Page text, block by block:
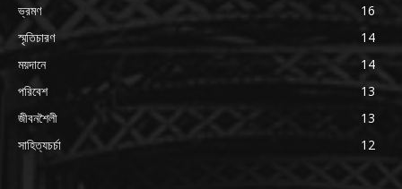
ভ্রমণ
16
স্মৃতিচারণ
14
ময়দানে
14
পরিবেশ
13
জীবনশৈলী
13
সাহিত্যচর্চা
12